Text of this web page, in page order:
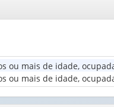
Unidade
Territorial
(1)
ou mais de idade,
ou mais de idade,